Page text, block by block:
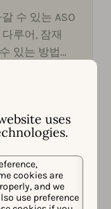
uses
cookies are
and we
use preference
수 있는 ASO
루어, 잠재
있는 방법을
이티브가 돋